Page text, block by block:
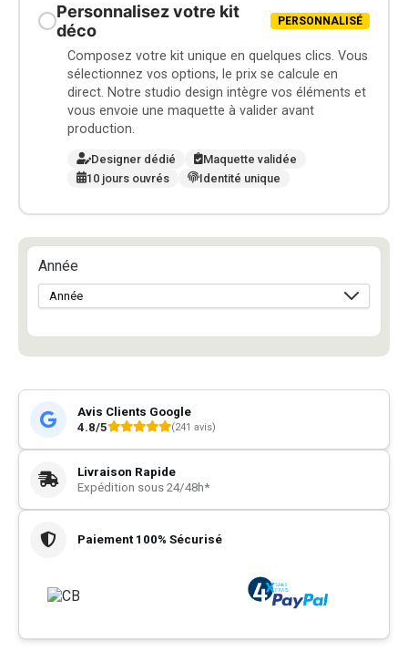
Personnalisez votre kit
déco
PERSONNALISÉ
Composez votre kit unique en quelques clics. Vous
sélectionnez vos options, le prix se calcule en
direct. Notre studio design intègre vos éléments et
vous envoie une maquette à valider avant
production.
Designer dédié
Maquette validée
10 jours ouvrés
Identité unique
Année
Avis Clients Google
4.8/5
(241 avis)
Livraison Rapide
Expédition sous 24/48h*
Paiement 100% Sécurisé